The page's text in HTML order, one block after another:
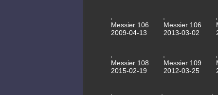
Messier 106
2009-04-13
Messier 106
2013-03-02
Messier 108
2015-02-19
Messier 109
2012-03-25